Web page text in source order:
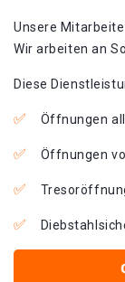
Unsere
Wir arbeiten an
Diese
Öffnungen
Öffnungen